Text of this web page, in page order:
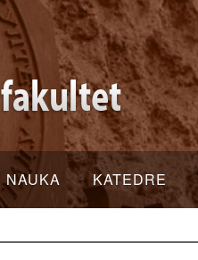
NAUKA KATEDRE